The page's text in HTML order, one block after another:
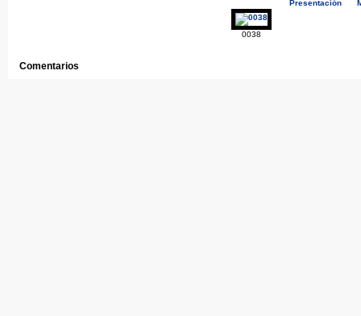
Presentación
0038
Comentarios